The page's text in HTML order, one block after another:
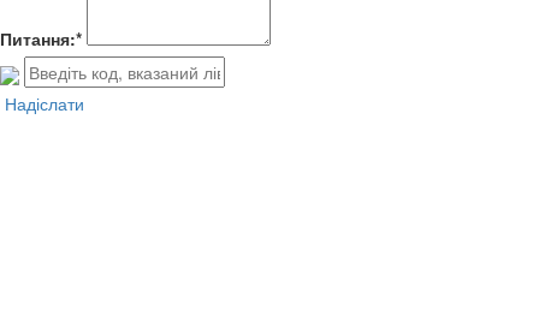
Питання:*
Надіслати